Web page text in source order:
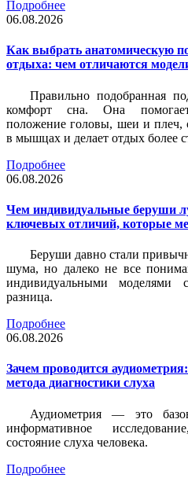
Подробнее
06.08.2026
Как выбрать анатомическую
отдыха: чем отличаются
Правильно подобранная
комфорт сна. Она помогает
положение головы, шеи и плеч,
в мышцах и делает отдых более
Подробнее
06.08.2026
Чем индивидуальные беруши
ключевых отличий, которые
Беруши давно стали
шума, но далеко не все
индивидуальными моделями
разница.
Подробнее
06.08.2026
Зачем проводится
метода диагностики слуха
Аудиометрия — это
информативное
состояние слуха человека.
Подробнее